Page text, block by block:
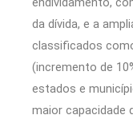
da dívida, e a
classificados
(incremento de
estados e
maior capacidade